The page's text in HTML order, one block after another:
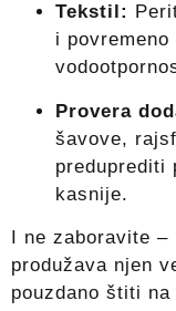
Tekstil:
i
Provera
šavove,
preduprediti
kasnije.
I ne zaboravite
produžava njen
pouzdano štiti